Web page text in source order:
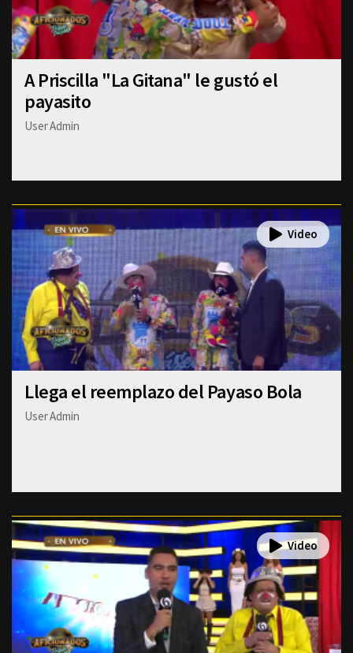
A Priscilla "La Gitana" le gustó el
payasito
User Admin
Llega el reemplazo del Payaso Bola
User Admin